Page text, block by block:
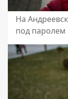
На
под паролем